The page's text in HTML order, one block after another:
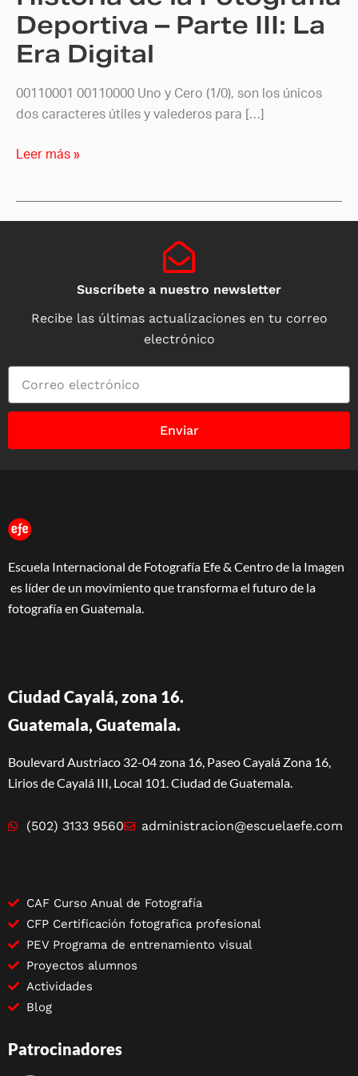
Deportiva – Parte III: La
Era Digital
00110001 00110000 Uno y Cero (1/0), son los únicos
dos caracteres útiles y valederos para […]
Digital
Leer más »
Suscríbete a nuestro newsletter
Recibe las últimas actualizaciones en tu correo
electrónico
Enviar
Escuela Internacional de Fotografía Efe & Centro de la Imagen
es líder de un movimiento que transforma el futuro de la
fotografía en Guatemala.
Ciudad Cayalá, zona 16.
Guatemala, Guatemala.
Boulevard Austriaco 32-04 zona 16, Paseo Cayalá Zona 16,
Lirios de Cayalá III, Local 101. Ciudad de Guatemala.
(502) 3133 9560 administracion@escuelaefe.com
CAF Curso Anual de Fotografía
CFP Certificación fotografica profesional
PEV Programa de entrenamiento visual
Proyectos alumnos
Actividades
Blog
Patrocinadores